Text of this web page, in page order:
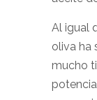
Al igual
oliva ha
mucho